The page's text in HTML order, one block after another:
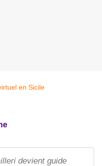
devient guide